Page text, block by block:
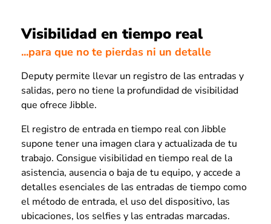
Visibilidad en tiempo real
...para que no te pierdas ni un detalle
Deputy permite llevar un registro de las entradas y
salidas, pero no tiene la profundidad de visibilidad
que ofrece Jibble.
El registro de entrada en tiempo real con Jibble
supone tener una imagen clara y actualizada de tu
trabajo. Consigue visibilidad en tiempo real de la
asistencia, ausencia o baja de tu equipo, y accede a
detalles esenciales de las entradas de tiempo como
el método de entrada, el uso del dispositivo, las
ubicaciones, los selfies y las entradas marcadas.